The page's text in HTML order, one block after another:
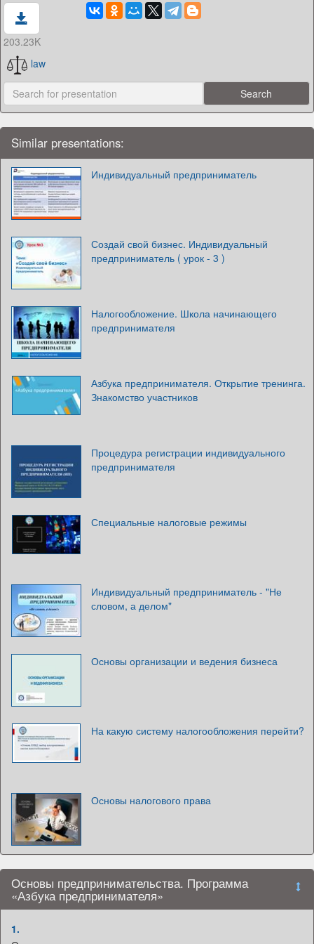
203.23K
law
Similar presentations:
Индивидуальный предприниматель
Создай свой бизнес. Индивидуальный
предприниматель ( урок - 3 )
Налогообложение. Школа начинающего
предпринимателя
Азбука предпринимателя. Открытие тренинга.
Знакомство участников
Процедура регистрации индивидуального
предпринимателя
Специальные налоговые режимы
Индивидуальный предприниматель - "Не
словом, а делом"
Основы организации и ведения бизнеса
На какую систему налогообложения перейти?
Основы налогового права
Основы предпринимательства. Программа
«Азбука предпринимателя»
1.